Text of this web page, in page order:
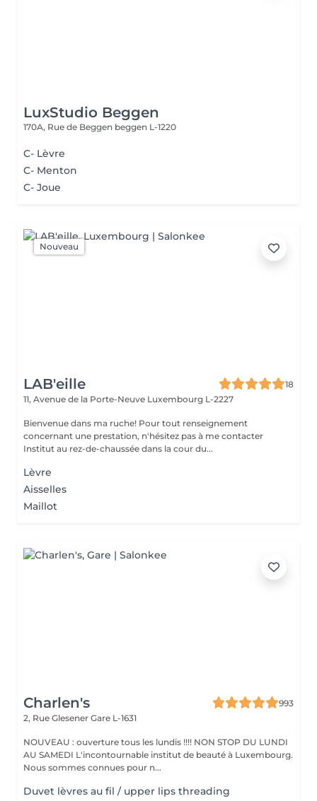
LuxStudio Beggen
170A, Rue de Beggen beggen L-1220
C- Lèvre
C- Menton
C- Joue
Nouveau
LAB'eille
18
11, Avenue de la Porte-Neuve Luxembourg L-2227
Bienvenue dans ma ruche! Pour tout renseignement
concernant une prestation, n'hésitez pas à me contacter
Institut au rez-de-chaussée dans la cour du...
Lèvre
Aisselles
Maillot
Charlen's
993
2, Rue Glesener Gare L-1631
NOUVEAU : ouverture tous les lundis !!!! NON STOP DU LUNDI
AU SAMEDI L'incontournable institut de beauté à Luxembourg.
Nous sommes connues pour n...
Duvet lèvres au fil / upper lips threading